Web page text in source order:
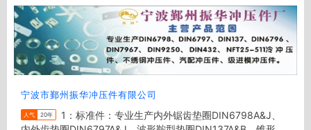
宁波市鄞州振华冲压件有限公司
人气 20年